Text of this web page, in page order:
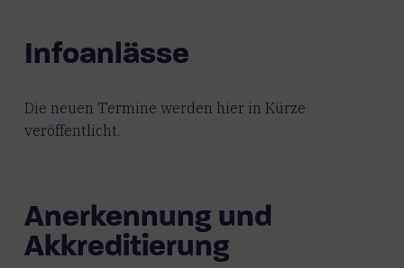
Infoanlässe
Die neuen Termine werden hier in Kürze
veröffentlicht.
Anerkennung und
Akkreditierung